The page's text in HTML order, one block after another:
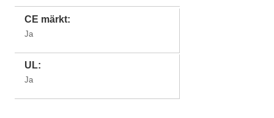
CE märkt:
Ja
UL:
Ja